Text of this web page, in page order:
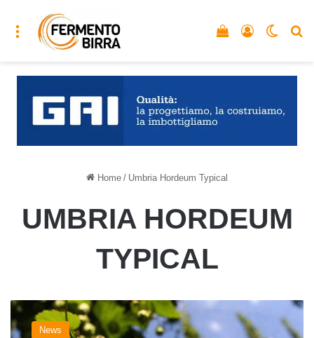
Menu Accedi
Vedi il carrello
Home / Umbria Hordeum Typical
UMBRIA HORDEUM
TYPICAL
Agricoltura
e
News